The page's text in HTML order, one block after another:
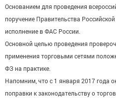
Основанием для проведения
поручение Правительства
исполнение в ФАС России.
Основной целью проведения
применения торговыми сетями
ФЗ на практике.
Напомним, что с 1 января 2017 года
поправки к законодательству о